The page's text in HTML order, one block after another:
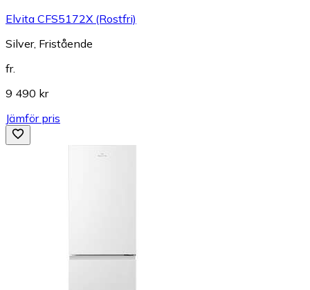
Elvita CFS5172X (Rostfri)
Silver, Fristående
fr.
9 490 kr
Jämför pris